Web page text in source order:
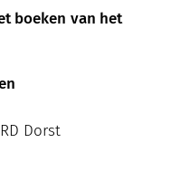
boeken van het
Dorst